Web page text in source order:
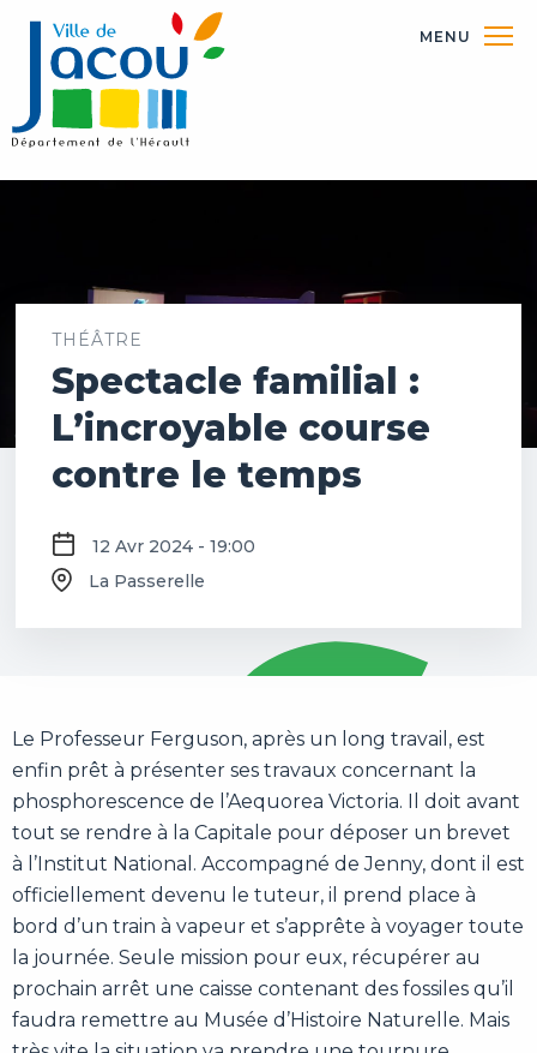
MENU
THÉÂTRE
Spectacle familial :
L’incroyable course
contre le temps
12 Avr 2024 - 19:00
La Passerelle
Le Professeur Ferguson, après un long travail, est
enfin prêt à présenter ses travaux concernant la
phosphorescence de l’Aequorea Victoria. Il doit avant
tout se rendre à la Capitale pour déposer un brevet
à l’Institut National. Accompagné de Jenny, dont il est
officiellement devenu le tuteur, il prend place à
bord d’un train à vapeur et s’apprête à voyager toute
la journée. Seule mission pour eux, récupérer au
prochain arrêt une caisse contenant des fossiles qu’il
faudra remettre au Musée d’Histoire Naturelle. Mais